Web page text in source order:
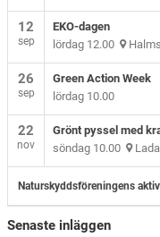
12
sep
EKO-dagen
lördag 12.00
26
sep
Green Action Week
lördag 10.00
22
nov
Grönt pyssel med
söndag 10.00
Naturskyddsföreningens
Senaste inläggen